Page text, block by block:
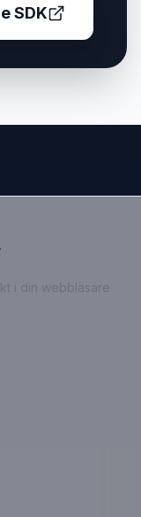
SDK
i din webbläsare